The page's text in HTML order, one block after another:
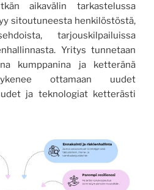
aikavälin tarkastelussa
sitoutuneesta henkilöstöstä,
tarjouskilpailuissa
Yritys tunnetaan
kumppanina ja ketteränä
ottamaan uudet
ja teknologiat ketterästi